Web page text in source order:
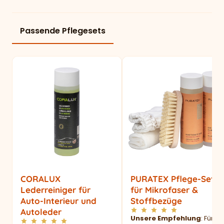
Passende Pflegesets
CORALUX
Lederreiniger für
Auto-Interieur und
Autoleder
PURATEX Pflege-Set
für Mikrofaser &
Stoffbezüge
Unsere Empfehlung: Für